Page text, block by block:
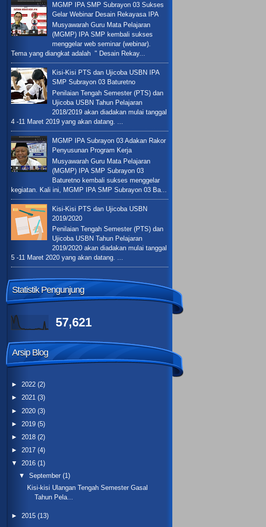
MGMP IPA SMP Subrayon 03 Sukses
Gelar Webinar Desain Rekayasa IPA
Musyawarah Guru Mata Pelajaran
(MGMP) IPA SMP kembali sukses
menggelar web seminar (webinar).
Tema yang diangkat adalah " Desain Rekay...
Kisi-Kisi PTS dan Ujicoba USBN IPA
SMP Subrayon 03 Baturetno
Penilaian Tengah Semester (PTS) dan
Ujicoba USBN Tahun Pelajaran
2018/2019 akan diadakan mulai tanggal
4 -11 Maret 2019 yang akan datang. ...
MGMP IPA Subrayon 03 Adakan Rakor
Penyusunan Program Kerja
Musyawarah Guru Mata Pelajaran
(MGMP) IPA SMP Subrayon 03
Baturetno kembali sukses menggelar
kegiatan. Kali ini, MGMP IPA SMP Subrayon 03 Ba...
Kisi-Kisi PTS dan Ujicoba USBN
2019/2020
Penilaian Tengah Semester (PTS) dan
Ujicoba USBN Tahun Pelajaran
2019/2020 akan diadakan mulai tanggal
5 -11 Maret 2020 yang akan datang. ...
Statistik Pengunjung
57,621
Arsip Blog
► 2022 (2)
► 2021 (3)
► 2020 (3)
► 2019 (5)
► 2018 (2)
► 2017 (4)
▼ 2016 (1)
▼September(1)
Kisi-kisi Ulangan Tengah Semester Gasal
Tahun Pela...
► 2015 (13)